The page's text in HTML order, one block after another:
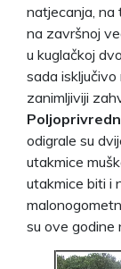
natjecanja, na
na završnoj
u kuglačkoj
sada
zanimljiviji
odigrale su
utakmice
utakmice biti i
su ove godine